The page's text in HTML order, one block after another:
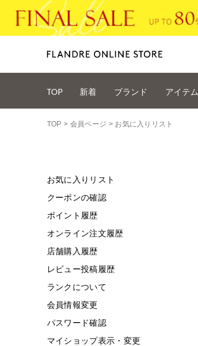
TOP 新着 ブランド アイテム
TOP 会員ページ お気に入りリスト
お気に入りリスト
クーポンの確認
ポイント履歴
オンライン注文履歴
店舗購入履歴
レビュー投稿履歴
ランクについて
会員情報変更
パスワード確認
マイショップ表示・変更